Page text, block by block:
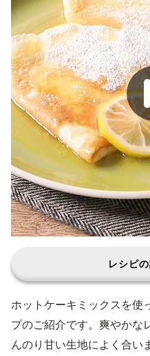
レシピ
ホットケーキミックスを使
プのご紹介です。爽やかな
んのり甘い生地によく合い